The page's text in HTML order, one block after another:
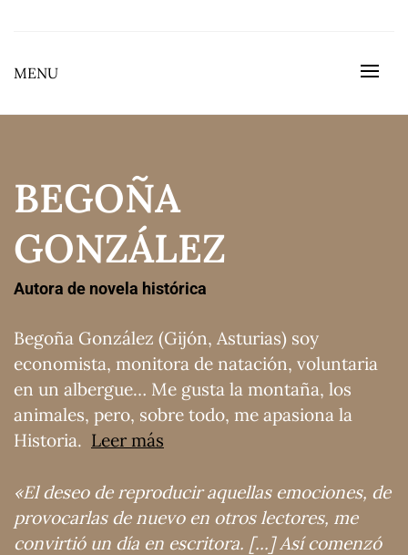
MENU
BEGOÑA
GONZÁLEZ
Autora de novela histórica
Begoña González (Gijón, Asturias) soy
economista, monitora de natación, voluntaria
en un albergue… Me gusta la montaña, los
animales, pero, sobre todo, me apasiona la
Historia. Leer más
«El deseo de reproducir aquellas emociones, de
provocarlas de nuevo en otros lectores, me
convirtió un día en escritora. [...] Así comenzó